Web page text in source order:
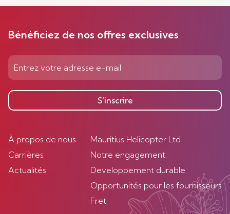
Bénéficiez de nos offres exclusives
S’inscrire
À propos de nous
Carrières
Actualités
Mauritius Helicopter Ltd
Notre engagement
Developpement durable
Opportunités pour les fournisseurs
Fret